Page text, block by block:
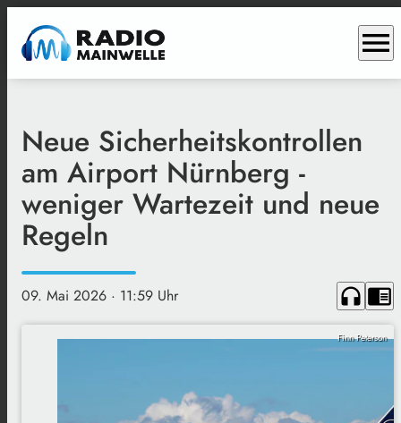
menu
Neue Sicherheitskontrollen
am Airport Nürnberg -
weniger Wartezeit und neue
Regeln
09. Mai 2026 · 11:59 Uhr headphones chrome_reader_mode
Finn Peterson